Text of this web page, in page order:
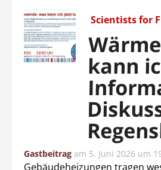
Scientists for
kann
Gastbeitrag am 5. Juni 2026 um
Gebäudeheizungen tragen